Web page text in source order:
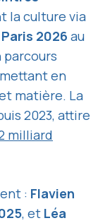
la culture via
2026 au
parcours
mettant en
matière. La
2023, attire
milliard
: Flavien
, et Léa